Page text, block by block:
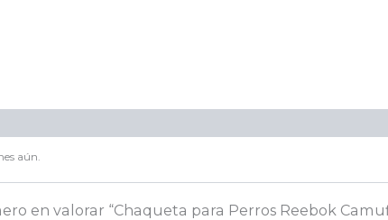
aún.
en valorar “Chaqueta para Perros Reebok